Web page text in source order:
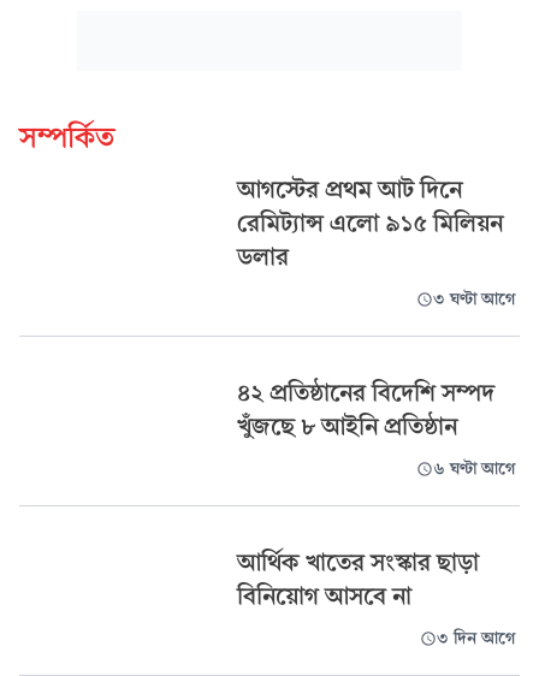
সম্পর্কিত
আগস্টের প্রথম আট দিনে
রেমিট্যান্স এলো ৯১৫ মিলিয়ন
ডলার
৩ ঘণ্টা আগে
৪২ প্রতিষ্ঠানের বিদেশি সম্পদ
খুঁজছে ৮ আইনি প্রতিষ্ঠান
৬ ঘণ্টা আগে
আর্থিক খাতের সংস্কার ছাড়া
বিনিয়োগ আসবে না
৩ দিন আগে